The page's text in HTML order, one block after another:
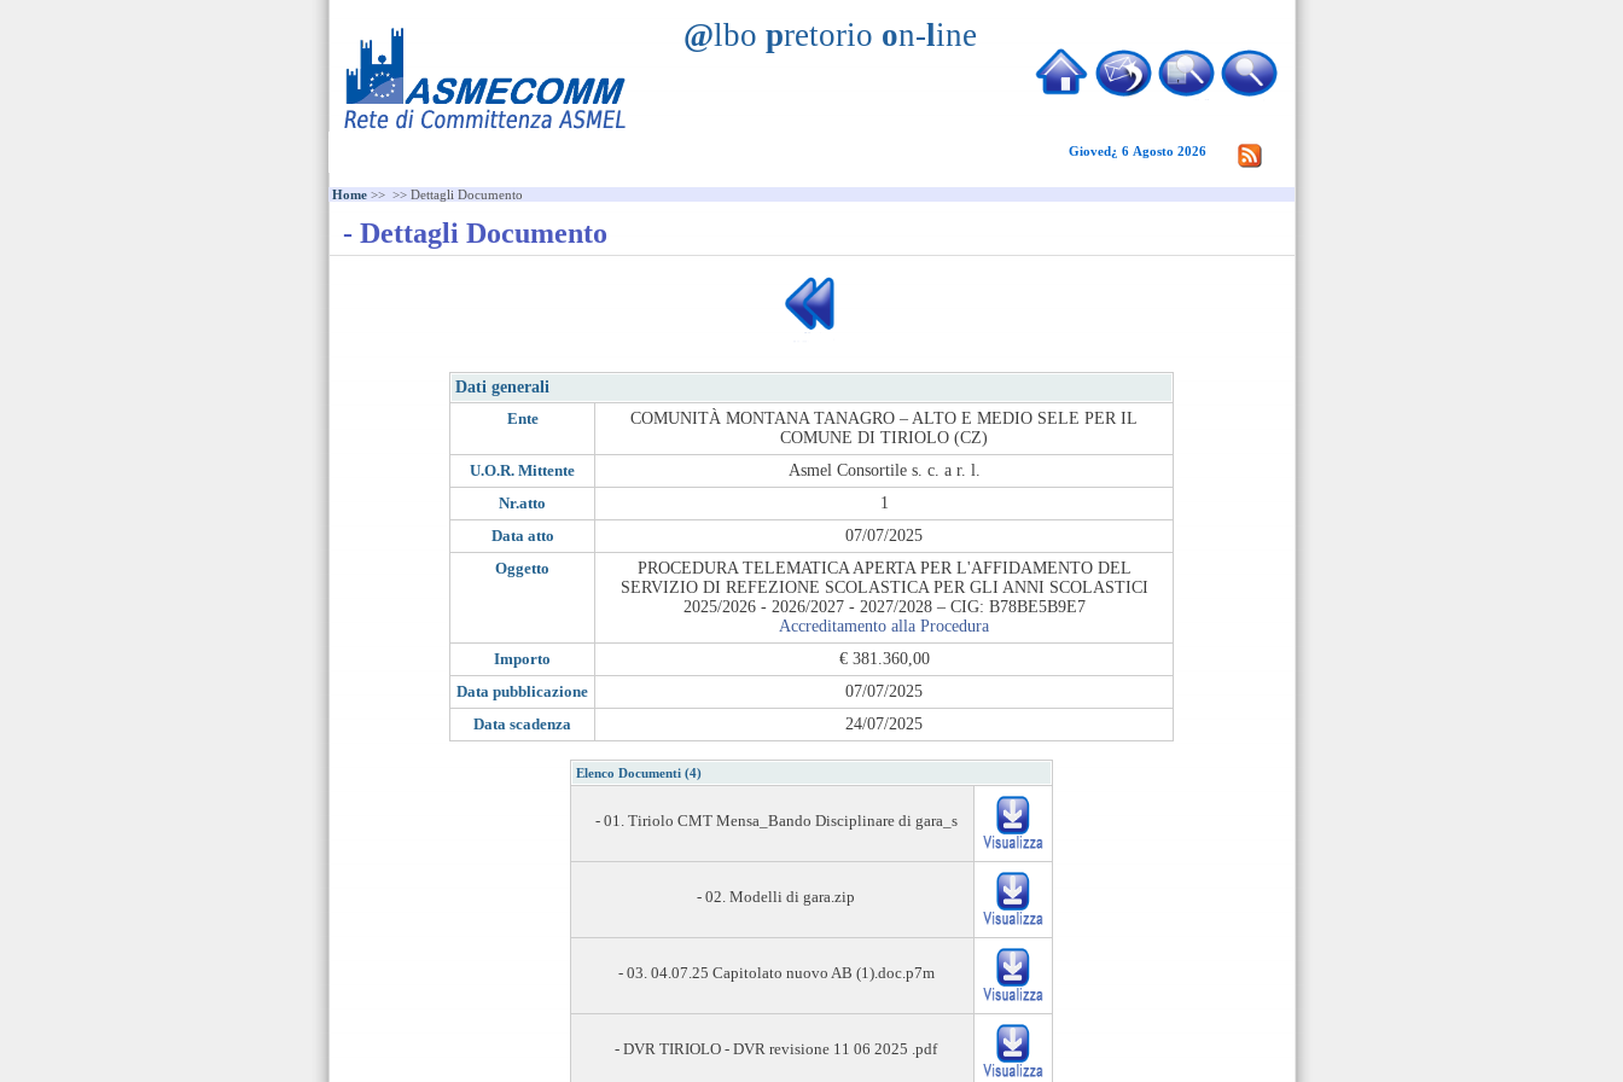
@lbo pretorio on-line
Gioved¿ 6 Agosto 2026
Home >> >> Dettagli Documento
- Dettagli Documento
Dati generali
Ente
COMUNITÀ MONTANA TANAGRO – ALTO E MEDIO SELE PER IL
COMUNE DI TIRIOLO (CZ)
U.O.R. Mittente
Asmel Consortile s. c. a r. l.
Nr.atto
1
Data atto
07/07/2025
Oggetto
PROCEDURA TELEMATICA APERTA PER L'AFFIDAMENTO DEL
SERVIZIO DI REFEZIONE SCOLASTICA PER GLI ANNI SCOLASTICI
2025/2026 - 2026/2027 - 2027/2028 – CIG: B78BE5B9E7
Accreditamento alla Procedura
Importo
€ 381.360,00
Data pubblicazione
07/07/2025
Data scadenza
24/07/2025
Elenco Documenti (4)
- 01. Tiriolo CMT Mensa_Bando Disciplinare di gara_s
- 02. Modelli di gara.zip
- 03. 04.07.25 Capitolato nuovo AB (1).doc.p7m
- DVR TIRIOLO - DVR revisione 11 06 2025 .pdf